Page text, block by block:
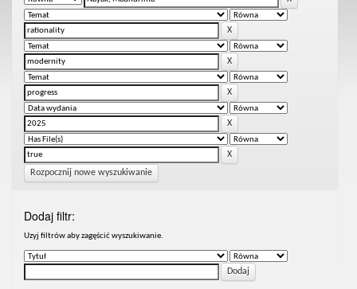
Rozpocznij nowe wyszukiwanie
Dodaj filtr:
Uzyj filtrów aby zagęścić wyszukiwanie.